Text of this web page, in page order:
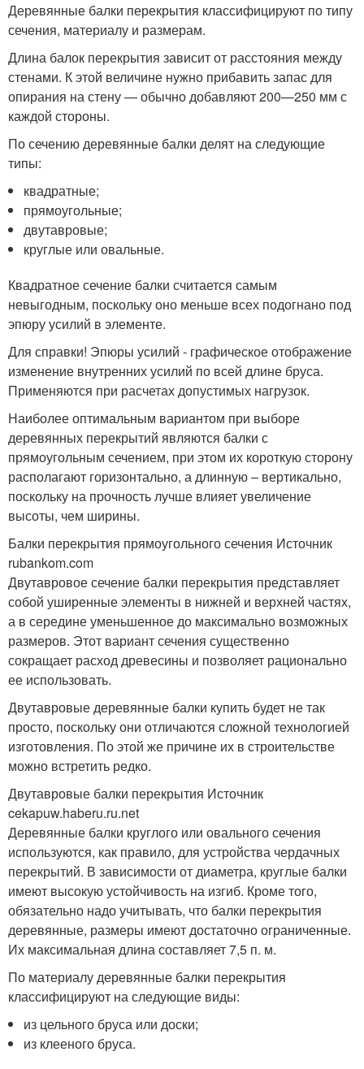
Деревянные балки перекрытия классифицируют по типу
сечения, материалу и размерам.
Длина балок перекрытия зависит от расстояния между
стенами. К этой величине нужно прибавить запас для
опирания на стену — обычно добавляют 200—250 мм с
каждой стороны.
По сечению деревянные балки делят на следующие
типы:
квадратные;
прямоугольные;
двутавровые;
круглые или овальные.
Квадратное сечение балки считается самым
невыгодным, поскольку оно меньше всех подогнано под
эпюру усилий в элементе.
Для справки! Эпюры усилий - графическое отображение
изменение внутренних усилий по всей длине бруса.
Применяются при расчетах допустимых нагрузок.
Наиболее оптимальным вариантом при выборе
деревянных перекрытий являются балки с
прямоугольным сечением, при этом их короткую сторону
располагают горизонтально, а длинную – вертикально,
поскольку на прочность лучше влияет увеличение
высоты, чем ширины.
Балки перекрытия прямоугольного сечения Источник
rubankom.com
Двутавровое сечение балки перекрытия представляет
собой уширенные элементы в нижней и верхней частях,
а в середине уменьшенное до максимально возможных
размеров. Этот вариант сечения существенно
сокращает расход древесины и позволяет рационально
ее использовать.
Двутавровые деревянные балки купить будет не так
просто, поскольку они отличаются сложной технологией
изготовления. По этой же причине их в строительстве
можно встретить редко.
Двутавровые балки перекрытия Источник
cekapuw.haberu.ru.net
Деревянные балки круглого или овального сечения
используются, как правило, для устройства чердачных
перекрытий. В зависимости от диаметра, круглые балки
имеют высокую устойчивость на изгиб. Кроме того,
обязательно надо учитывать, что балки перекрытия
деревянные, размеры имеют достаточно ограниченные.
Их максимальная длина составляет 7,5 п. м.
По материалу деревянные балки перекрытия
классифицируют на следующие виды:
из цельного бруса или доски;
из клееного бруса.